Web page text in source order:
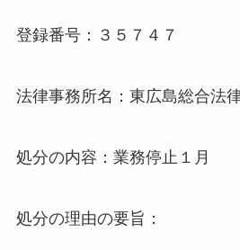
登録番号：３５７４７
法律事務所名：東広島総合法
処分の内容：業務停止１月
処分の理由の要旨：